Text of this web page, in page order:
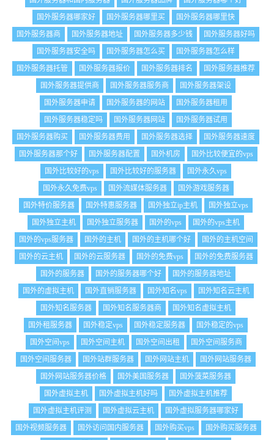
国外服务器哪家好
国外服务器哪里买
国外服务器哪里快
国外服务器商
国外服务器地址 国外服务器多少钱
国外服务器好吗
国外服务器安全吗
国外服务器怎么买
国外服务器怎么样
国外服务器托管
国外服务器报价 国外服务器排名
国外服务器推荐
国外服务器提供商
国外服务器服务商
国外服务器架设
国外服务器申请
国外服务器的网站
国外服务器租用
国外服务器稳定吗
国外服务器网站
国外服务器试用
国外服务器购买
国外服务器费用 国外服务器选择
国外服务器速度
国外服务器那个好
国外服务器配置 国外机房
国外比较便宜的vps
国外比较好的vps
国外比较好的服务器
国外永久vps
国外永久免费vps
国外流媒体服务器
国外游戏服务器
国外特价服务器
国外特惠服务器 国外独立ip主机
国外独立vps
国外独立主机
国外独立服务器 国外的vps
国外的vps主机
国外的vps服务器
国外的主机 国外的主机哪个好
国外的主机空间
国外的云主机
国外的云服务器 国外的免费vps
国外的免费服务器
国外的服务器
国外的服务器哪个好
国外的服务器地址
国外的虚拟主机
国外直销服务器 国外知名vps
国外知名云主机
国外知名服务器
国外知名服务器商
国外知名虚拟主机
国外租服务器
国外稳定vps 国外稳定服务器
国外稳定的vps
国外空间vps
国外空间主机 国外空间出租
国外空间服务商
国外空间服务器
国外站群服务器 国外网站主机
国外网站服务器
国外网站服务器价格
国外美国服务器
国外菠菜服务器
国外虚拟主机
国外虚拟主机好吗
国外虚拟主机推荐
国外虚拟主机评测
国外虚拟云主机
国外虚拟服务器哪家好
国外视频服务器
国外访问国内服务器 国外购买vps
国外购买服务器